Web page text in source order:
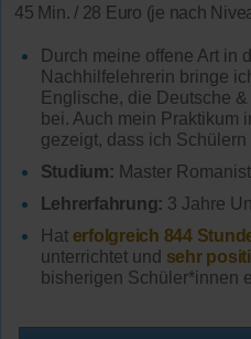
45 Min. / 28 Euro (je nach
Durch meine offene Art in
Nachhilfelehrerin bringe
Englische, die Deutsche
bei. Auch mein Praktikum
gezeigt, dass ich Schülern
Studium: Master
Lehrerfahrung: 3 Jahre
Hat erfolgreich 844
unterrichtet und sehr
bisherigen Schüler*innen